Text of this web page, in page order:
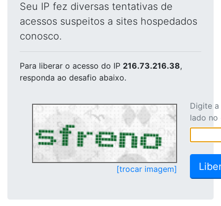
Seu IP fez diversas tentativas de
acessos suspeitos a sites hospedados
conosco.
Para liberar o acesso do IP 216.73.216.38,
responda ao desafio abaixo.
[trocar imagem]
Digite
lado no